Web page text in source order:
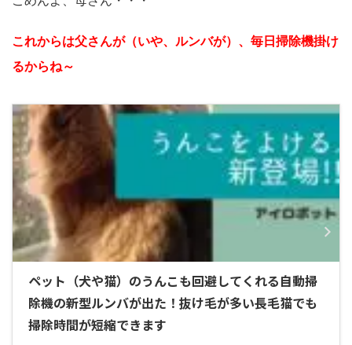
これからは父さんが（いや、ルンバが）、毎日掃除機掛け
るからね～
ペット（犬や猫）のうんこも回避してくれる自動掃
除機の新型ルンバが出た！抜け毛が多い長毛猫でも
掃除時間が短縮できます